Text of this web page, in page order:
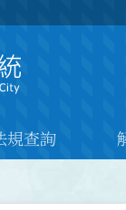
規查詢